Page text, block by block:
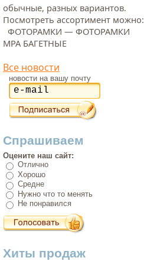
обычные, разных вариантов.
Посмотреть ассортимент можно:
ФОТОРАМКИ — ФОТОРАМКИ
МРА БАГЕТНЫЕ
Все новости
новости на вашу почту
Спрашиваем
Оцените наш сайт:
Отлично
Хорошо
Средне
Нужно что то менять
Не понравился
Хиты продаж